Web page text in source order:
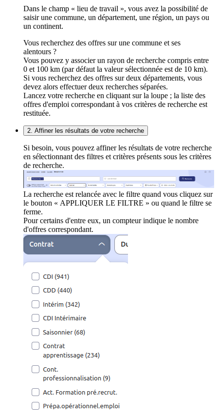
Dans le champ « lieu de travail », vous avez la possibilité de
saisir une commune, un département, une région, un pays ou
un continent.
Vous recherchez des offres sur une commune et ses
alentours ?
Vous pouvez y associer un rayon de recherche compris entre
0 et 100 km (par défaut la valeur sélectionnée est de 10 km).
Si vous recherchez des offres sur deux départements, vous
devez alors effectuer deux recherches séparées.
Lancez votre recherche en cliquant sur la loupe ; la liste des
offres d'emploi correspondant à vos critères de recherche est
restituée.
2. Affiner les résultats de votre recherche
Si besoin, vous pouvez affiner les résultats de votre recherche
en sélectionnant des filtres et critères présents sous les critères
de recherche.
La recherche est relancée avec le filtre quand vous cliquez sur
le bouton « APPLIQUER LE FILTRE » ou quand le filtre se
ferme.
Pour certains d'entre eux, un compteur indique le nombre
d'offres correspondant.